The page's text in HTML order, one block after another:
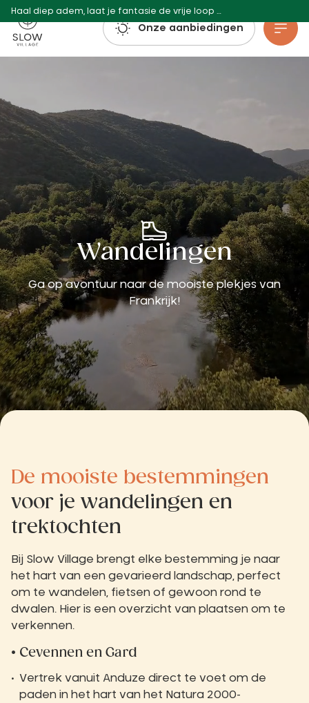
Langzaam dorp
Onze aanbiedingen
Wandelingen
Ga op avontuur naar de mooiste plekjes van
Frankrijk!
De mooiste bestemmingen
voor je wandelingen en
trektochten
Bij Slow Village brengt elke bestemming je naar
het hart van een gevarieerd landschap, perfect
om te wandelen, fietsen of gewoon rond te
dwalen. Hier is een overzicht van plaatsen om te
verkennen.
Cevennen en Gard
Vertrek vanuit Anduze direct te voet om de
paden in het hart van het Natura 2000-